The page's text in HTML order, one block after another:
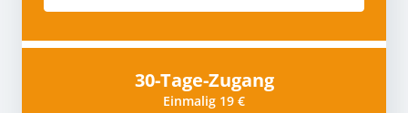
30-Tage-Zugang
Einmalig 19 €